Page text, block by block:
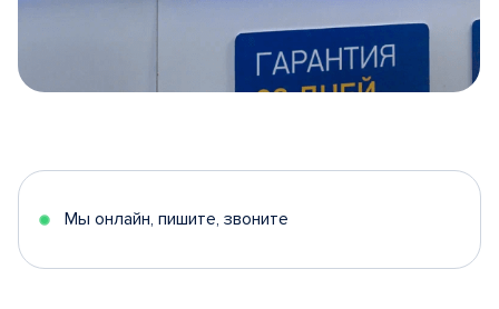
5
Мы онлайн, пишите, звоните